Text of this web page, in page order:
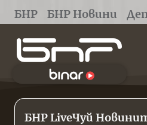
БНР БНР Новини
БНР LiveЧуй